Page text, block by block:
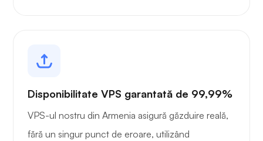
Disponibilitate VPS garantată de 99,99%
VPS-ul nostru din Armenia asigură găzduire reală,
fără un singur punct de eroare, utilizând